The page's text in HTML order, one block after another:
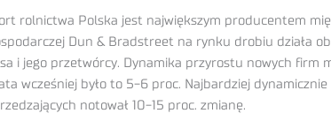
rolnictwa Polska jest największym producentem
Dun & Bradstreet na rynku drobiu działa
i jego przetwórcy. Dynamika przyrostu nowych firm
wcześniej było to 5-6 proc. Najbardziej
notował 10-15 proc. zmianę.